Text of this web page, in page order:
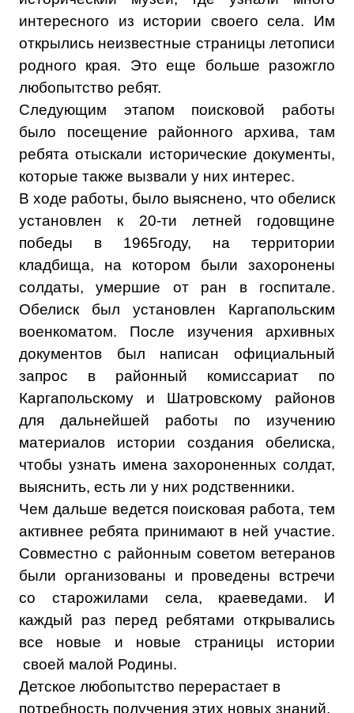
интересного из истории своего села. Им
открылись неизвестные страницы летописи
родного края. Это еще больше разожгло
любопытство ребят.
Следующим этапом поисковой работы
было посещение районного архива, там
ребята отыскали исторические документы,
которые также вызвали у них интерес.
В ходе работы, было выяснено, что обелиск
установлен к 20-ти летней годовщине
победы в 1965году, на территории
кладбища, на котором были захоронены
солдаты, умершие от ран в госпитале.
Обелиск был установлен Каргапольским
военкоматом. После изучения архивных
документов был написан официальный
запрос в районный комиссариат по
Каргапольскому и Шатровскому районов
для дальнейшей работы по изучению
материалов истории создания обелиска,
чтобы узнать имена захороненных солдат,
выяснить, есть ли у них родственники.
Чем дальше ведется поисковая работа, тем
активнее ребята принимают в ней участие.
Совместно с районным советом ветеранов
были организованы и проведены встречи
со старожилами села, краеведами. И
каждый раз перед ребятами открывались
все новые и новые страницы истории
своей малой Родины.
Детское любопытство перерастает в
потребность получения этих новых знаний,